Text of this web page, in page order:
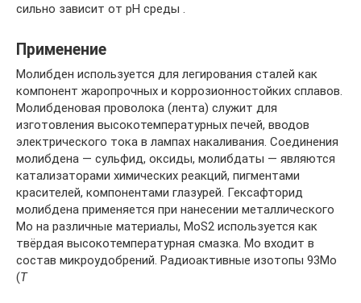
сильно зависит от pH среды .
Применение
Молибден используется для легирования сталей как
компонент жаропрочных и коррозионностойких сплавов.
Молибденовая проволока (лента) служит для
изготовления высокотемпературных печей, вводов
электрического тока в лампах накаливания. Соединения
молибдена — сульфид, оксиды, молибдаты — являются
катализаторами химических реакций, пигментами
красителей, компонентами глазурей. Гексафторид
молибдена применяется при нанесении металлического
Mo на различные материалы, MoS2 используется как
твёрдая высокотемпературная смазка. Mo входит в
состав микроудобрений. Радиоактивные изотопы 93Mo
(T